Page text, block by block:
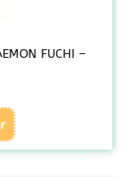
FUCHI –